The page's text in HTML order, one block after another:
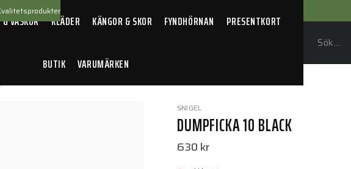
VÄSKOR KLÄDER KÄNGOR & SKOR FYNDHÖRNAN PRESENTKORT
BUTIK VARUMÄRKEN
SNIGEL
DUMPFICKA 10 BLACK
630 kr